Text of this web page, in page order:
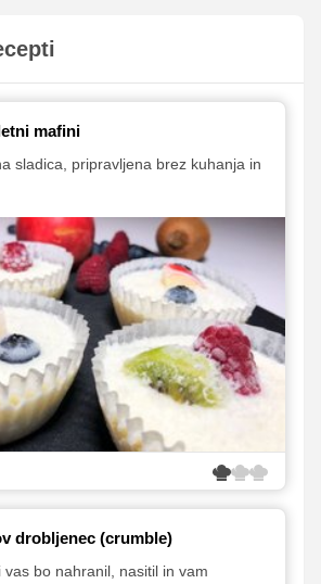
mafini
sladica, pripravljena brez kuhanja in
drobljenec (crumble)
vas bo nahranil, nasitil in vam